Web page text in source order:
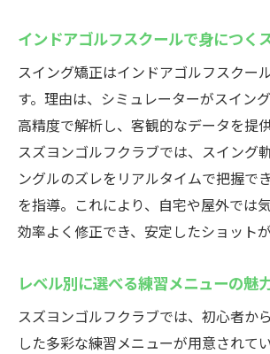
インドアゴルフスクールで身につく
スイング矯正はインドアゴルフスクー
す。理由は、シミュレーターがスイン
高精度で解析し、客観的なデータを提
スズヨンゴルフクラブでは、スイング
ングルのズレをリアルタイムで把握で
を指導。これにより、自宅や屋外では
効率よく修正でき、安定したショット
レベル別に選べる練習メニューの魅
スズヨンゴルフクラブでは、初心者か
した多彩な練習メニューが用意されて